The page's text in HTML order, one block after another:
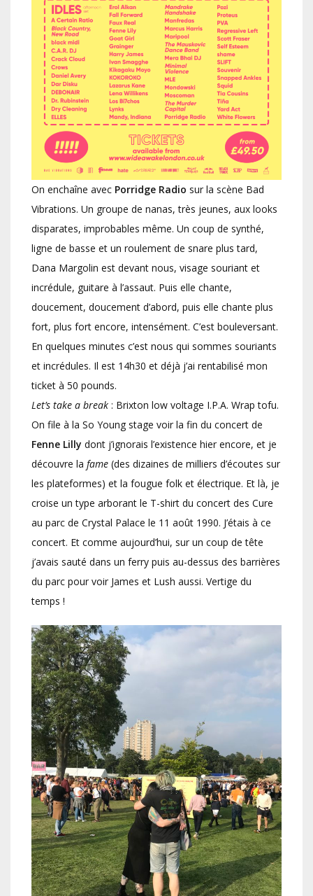
On enchaîne avec Porridge Radio sur la scène Bad
Vibrations. Un groupe de nanas, très jeunes, aux looks
disparates, improbables même. Un coup de synthé,
ligne de basse et un roulement de snare plus tard,
Dana Margolin est devant nous, visage souriant et
incrédule, guitare à l’assaut. Puis elle chante,
doucement, doucement d’abord, puis elle chante plus
fort, plus fort encore, intensément. C’est bouleversant.
En quelques minutes c’est nous qui sommes souriants
et incrédules. Il est 14h30 et déjà j’ai rentabilisé mon
ticket à 50 pounds.
Let’s take a break : Brixton low voltage I.P.A. Wrap tofu.
On file à la So Young stage voir la fin du concert de
Fenne Lilly dont j’ignorais l’existence hier encore, et je
découvre la fame (des dizaines de milliers d’écoutes sur
les plateformes) et la fougue folk et électrique. Et là, je
croise un type arborant le T-shirt du concert des Cure
au parc de Crystal Palace le 11 août 1990. J’étais à ce
concert. Et comme aujourd’hui, sur un coup de tête
j’avais sauté dans un ferry puis au-dessus des barrières
du parc pour voir James et Lush aussi. Vertige du
temps !